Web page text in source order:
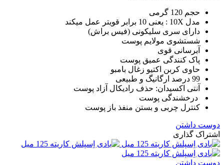
حجم 120 گرمی
مدل 10X : یعنی 10 برابر قویتر عمل میکند
دارای سری سلیکونی (فیس براش)
شستشوی مولایم پوست
آبرسانی قوی
پاک کنندگی عمیق پوست
حاوی کربن اکتیو زغال بامبو
99 درصد ارگانیگ و طبیعی
آنتی اکسیدان: حذف رادیکال آزاد پوست
درخشندگی پوست
کنترل چربی و بستن منفذ باز پوست
دوست داشتن
اشتراک گذاری
دوست داشتن